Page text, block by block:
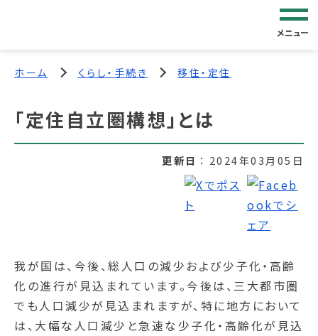
メニュー
ホーム くらし・手続き 移住・定住
「定住自立圏構想」とは
更新日 2024年03月05日
我が国は、今後、総人口の減少および少子化・高齢
化の進行が見込まれています。今後は、三大都市圏
でも人口減少が見込まれますが、特に地方において
は、大幅な人口減少と急速な少子化・高齢化が見込